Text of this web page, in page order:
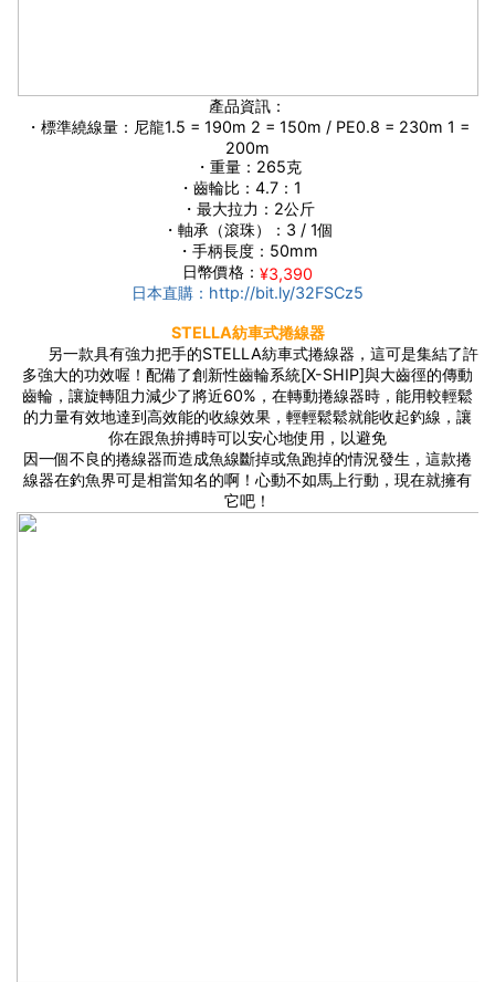
產品資訊：
・標準繞線量：尼龍1.5 = 190m 2 = 150m / PE0.8 = 230m 1 =
200m
・重量：265克
・齒輪比：4.7：1
・最大拉力：2公斤
・軸承（滾珠）：3 / 1個
・手柄長度：50mm
日幣價格： ¥3,390
日本直購：http://bit.ly/32FSCz5
STELLA紡車式捲線器
另一款具有強力把手的STELLA紡車式捲線器，這可是集結了許
多強大的功效喔！配備了創新性齒輪系統[X-SHIP]與大齒徑的傳動
齒輪，讓旋轉阻力減少了將近60%，在轉動捲線器時，能用較輕鬆
的力量有效地達到高效能的收線效果，輕輕鬆鬆就能收起釣線，讓
你在跟魚拚搏時可以安心地使用，以避免
因一個不良的捲線器而造成魚線斷掉或魚跑掉的情況發生，這款捲
線器在釣魚界可是相當知名的啊！心動不如馬上行動，現在就擁有
它吧！